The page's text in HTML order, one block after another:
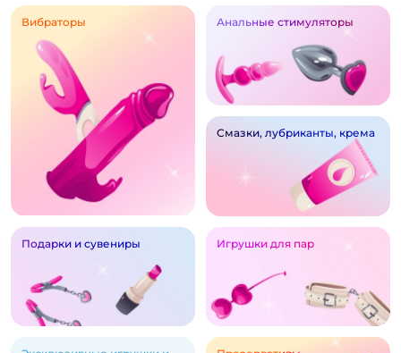
Вибраторы Анальные стимуляторы
Смазки, лубриканты, крема
Подарки и сувениры Игрушки для пар